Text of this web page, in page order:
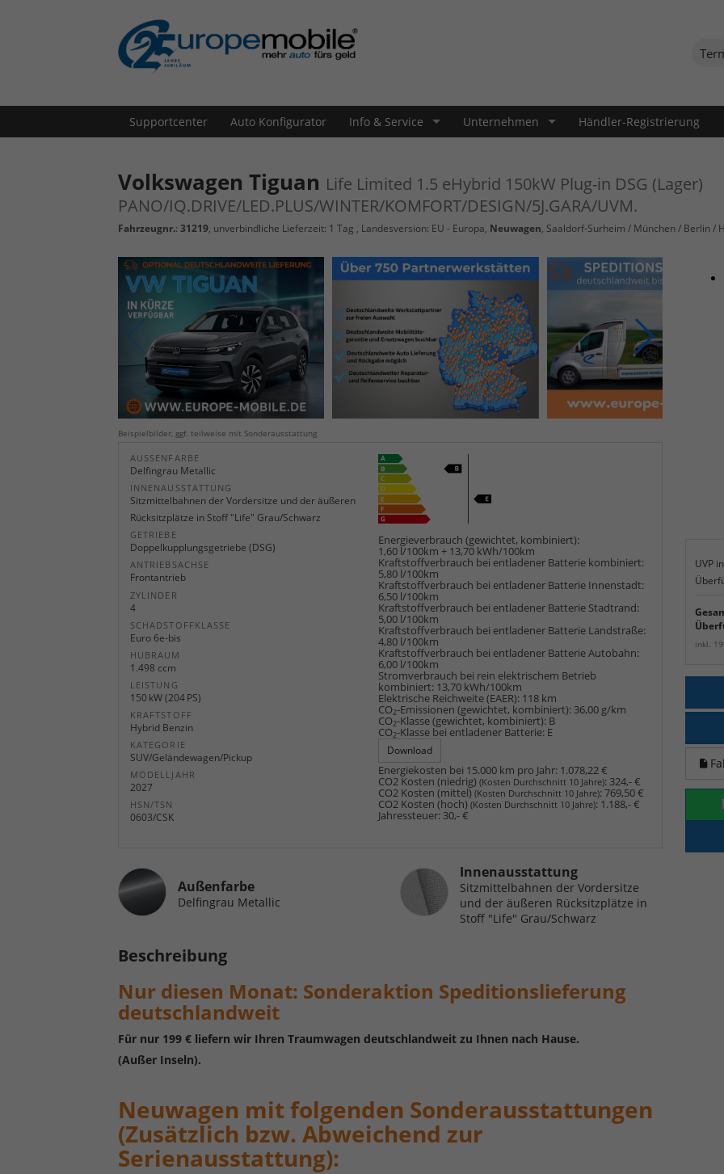
Supportcenter Auto Konfigurator Info & Service Unternehmen Händler-Registrierung
Volkswagen Tiguan Life Limited 1.5 eHybrid 150kW Plug-in DSG (Lager)
PANO/IQ.DRIVE/LED.PLUS/WINTER/KOMFORT/DESIGN/5J.GARA/UVM.
Fahrzeugnr.: 31219, unverbindliche Lieferzeit: 1 Tag , Landesversion: EU - Europa, Neuwagen, Saaldorf-Surheim / München / Berlin /
UVP
inkl.
Beispielbilder, ggf. teilweise mit Sonderausstattung
AUSSENFARBE
Delfingrau Metallic
INNENAUSSTATTUNG
Sitzmittelbahnen der Vordersitze und der äußeren
Rücksitzplätze in Stoff "Life" Grau/Schwarz
GETRIEBE
Doppelkupplungsgetriebe (DSG)
ANTRIEBSACHSE
Frontantrieb
ZYLINDER
4
SCHADSTOFFKLASSE
Euro 6e-bis
HUBRAUM
1.498 ccm
LEISTUNG
150 kW (204 PS)
KRAFTSTOFF
Hybrid Benzin
KATEGORIE
SUV/Geländewagen/Pickup
MODELLJAHR
2027
HSN/TSN
0603/CSK
Energieverbrauch (gewichtet, kombiniert):
1,60 l/100km + 13,70 kWh/100km
Kraftstoffverbrauch bei entladener Batterie kombiniert:
5,80 l/100km
Kraftstoffverbrauch bei entladener Batterie Innenstadt:
6,50 l/100km
Kraftstoffverbrauch bei entladener Batterie Stadtrand:
5,00 l/100km
Kraftstoffverbrauch bei entladener Batterie Landstraße:
4,80 l/100km
Kraftstoffverbrauch bei entladener Batterie Autobahn:
6,00 l/100km
Stromverbrauch bei rein elektrischem Betrieb
kombiniert: 13,70 kWh/100km
Elektrische Reichweite (EAER): 118 km
CO2-Emissionen (gewichtet, kombiniert): 36,00 g/km
CO2-Klasse (gewichtet, kombiniert): B
CO2-Klasse bei entladener Batterie: E
Download
Energiekosten bei 15.000 km pro Jahr: 1.078,22 €
CO2 Kosten (niedrig)(Kosten Durchschnitt 10 Jahre): 324,- €
CO2 Kosten (mittel)(Kosten Durchschnitt 10 Jahre):769,50 €
CO2 Kosten (hoch)(Kosten Durchschnitt 10 Jahre): 1.188,- €
Jahressteuer: 30,- €
Außenfarbe
Delfingrau Metallic
InnenausstattungInnenausstattung
Sitzmittelbahnen der Vordersitze
und der äußeren Rücksitzplätze in
Stoff "Life" Grau/Schwarz
Beschreibung
Nur diesen Monat: Sonderaktion Speditionslieferung
deutschlandweit
Für nur 199 € liefern wir Ihren Traumwagen deutschlandweit zu Ihnen nach Hause.
(Außer Inseln).
Neuwagen mit folgenden Sonderausstattungen
(Zusätzlich bzw. Abweichend zur
Serienausstattung):